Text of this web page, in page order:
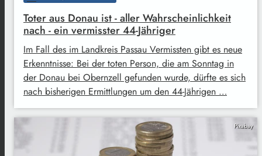
Toter aus Donau ist - aller Wahrscheinlichkeit
nach - ein vermisster 44-Jähriger
Im Fall des im Landkreis Passau Vermissten gibt es neue
Erkenntnisse: Bei der toten Person, die am Sonntag in
der Donau bei Obernzell gefunden wurde, dürfte es sich
nach bisherigen Ermittlungen um den 44-Jährigen …
Pixabay